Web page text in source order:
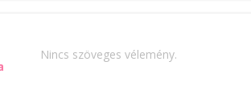
Nincs szöveges vélemény.